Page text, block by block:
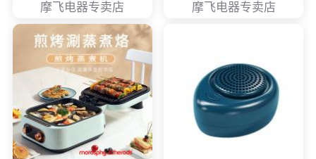
摩飞电器专卖店 摩飞电器专卖店